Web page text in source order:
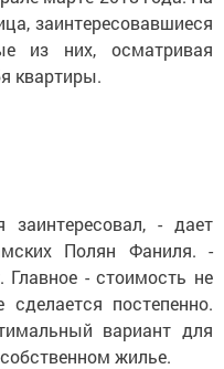
заинтересовавшиеся
из них, осматривая
квартиры.
- дает
Полян Фаниля. -
Главное - стоимость не
постепенно.
вариант для
жилье.